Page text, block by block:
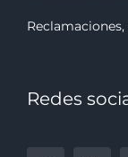
Redes